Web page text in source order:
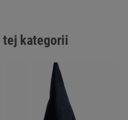
tej kategorii